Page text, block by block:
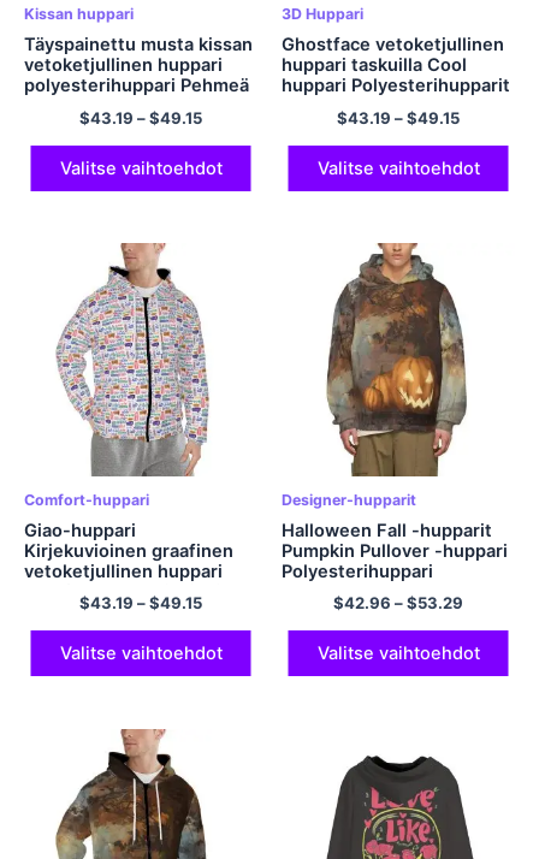
Kissan huppari
Täyspainettu musta kissan
vetoketjullinen huppari
polyesterihuppari Pehmeä
ja mukava miesten ja
naisten kissanhupparit
$43.19 –$49.15
Valitse vaihtoehdot
3D Huppari
Ghostface vetoketjullinen
huppari taskuilla Cool
huppari Polyesterihupparit
$43.19 –$49.15
Valitse vaihtoehdot
Comfort-huppari
Giao-huppari
Kirjekuvioinen graafinen
vetoketjullinen huppari
Comfort-huppari miehille
ja naisille
$43.19 –$49.15
Valitse vaihtoehdot
Designer-hupparit
Halloween Fall -hupparit
Pumpkin Pullover -huppari
Polyesterihuppari
$42.96 –$53.29
Valitse vaihtoehdot